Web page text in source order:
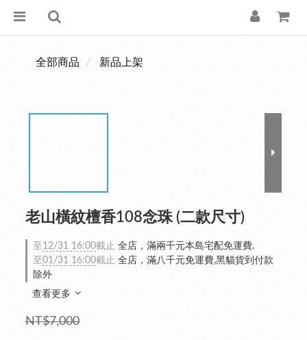
全部商品 新品上架
老山橫紋檀香108念珠 (二款尺寸)
至 12/31 16:00截止 全店，滿兩千元本島宅配免運費.
至01/31 16:00截止 全店，滿八千元免運費,黑貓貨到付款
除外
查看更多
NT$7,000